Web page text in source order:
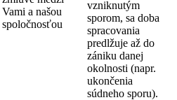
Vami a našou
spoločnosťou
vzniknutým
sporom, sa doba
spracovania
predlžuje až do
zániku danej
okolnosti (napr.
ukončenia
súdneho sporu).